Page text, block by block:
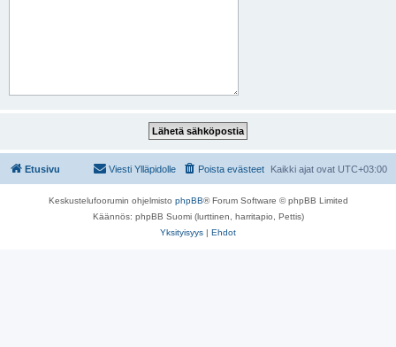
Etusivu Kaikki ajat ovat UTC+03:00
Poista evästeet
Viesti Ylläpidolle
Keskustelufoorumin ohjelmisto phpBB® Forum Software © phpBB Limited
Käännös: phpBB Suomi (lurttinen, harritapio, Pettis)
Yksityisyys | Ehdot